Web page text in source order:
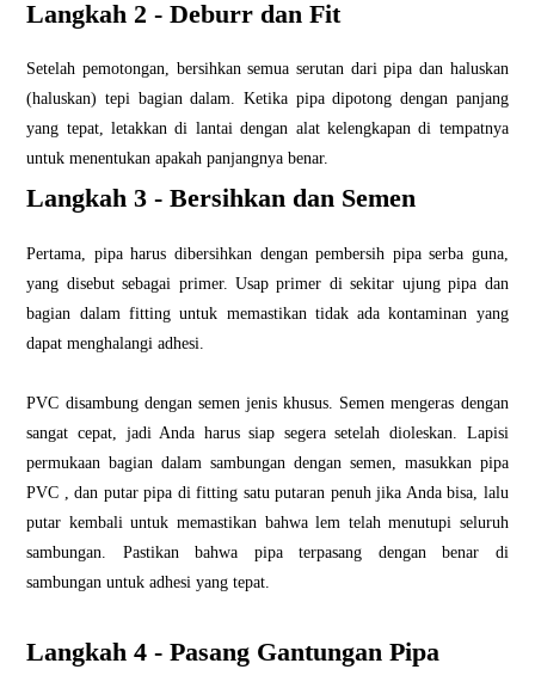
Langkah 2 - Deburr dan Fit
Setelah pemotongan, bersihkan semua serutan dari pipa dan haluskan
(haluskan) tepi bagian dalam. Ketika pipa dipotong dengan panjang
yang tepat, letakkan di lantai dengan alat kelengkapan di tempatnya
untuk menentukan apakah panjangnya benar.
Langkah 3 - Bersihkan dan Semen
Pertama, pipa harus dibersihkan dengan pembersih pipa serba guna,
yang disebut sebagai primer. Usap primer di sekitar ujung pipa dan
bagian dalam fitting untuk memastikan tidak ada kontaminan yang
dapat menghalangi adhesi.
PVC disambung dengan semen jenis khusus. Semen mengeras dengan
sangat cepat, jadi Anda harus siap segera setelah dioleskan. Lapisi
permukaan bagian dalam sambungan dengan semen, masukkan pipa
PVC , dan putar pipa di fitting satu putaran penuh jika Anda bisa, lalu
putar kembali untuk memastikan bahwa lem telah menutupi seluruh
sambungan. Pastikan bahwa pipa terpasang dengan benar di
sambungan untuk adhesi yang tepat.
Langkah 4 - Pasang Gantungan Pipa